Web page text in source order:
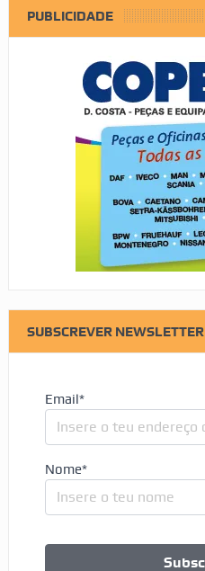
PUBLICIDADE
SUBSCREVER NEWSLETTER
Email*
Nome*